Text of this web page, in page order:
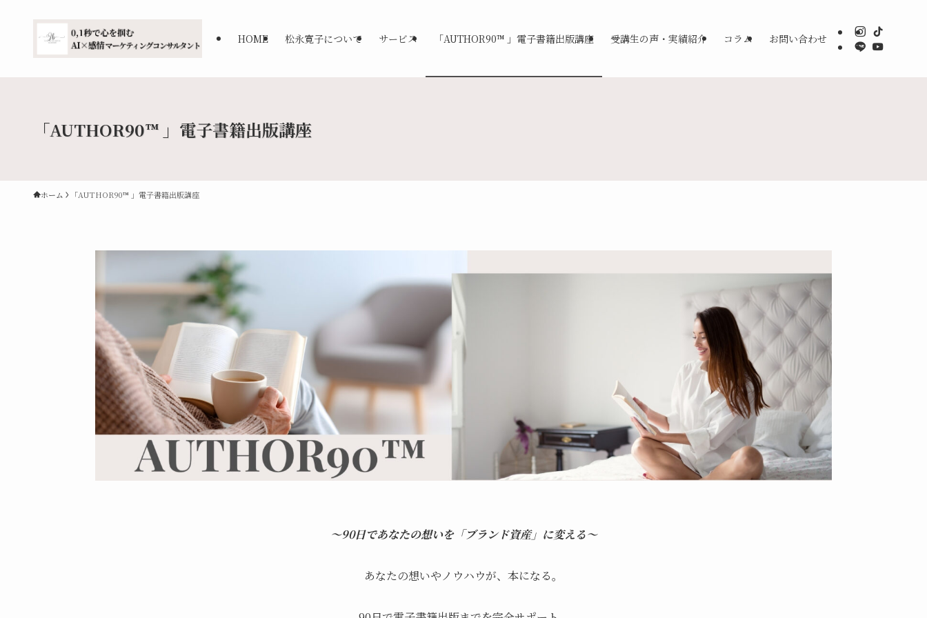
HOME 松永寛子について サービス 「AUTHOR90™ 」電子書籍出版講座 受講生の声・実績紹介 コラム お問い合わせ
「AUTHOR90™ 」電子書籍出版講座
ホーム 「AUTHOR90™ 」電子書籍出版講座
〜90日であなたの想いを「ブランド資産」に変える〜
あなたの想いやノウハウが、本になる。